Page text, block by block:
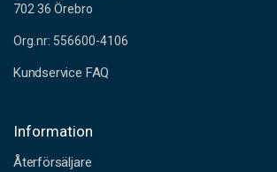
702 36 Örebro
Org.nr: 556600-4106
Kundservice FAQ
Information
Återförsäljare